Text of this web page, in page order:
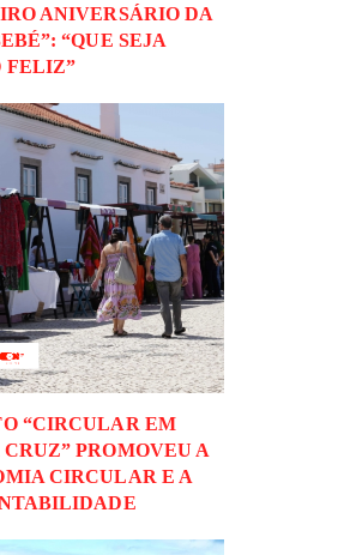
ANIVERSÁRIO DA
“QUE SEJA
FELIZ”
“CIRCULAR EM
CRUZ” PROMOVEU A
CIRCULAR E A